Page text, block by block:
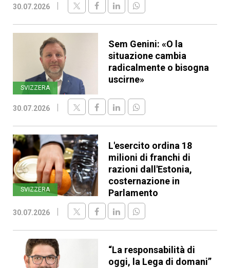
30.07.2026
SVIZZERA
Sem Genini: «O la
situazione cambia
radicalmente o bisogna
uscirne»
30.07.2026
SVIZZERA
L'esercito ordina 18
milioni di franchi di
razioni dall'Estonia,
costernazione in
Parlamento
30.07.2026
“La responsabilità di
oggi, la Lega di domani”